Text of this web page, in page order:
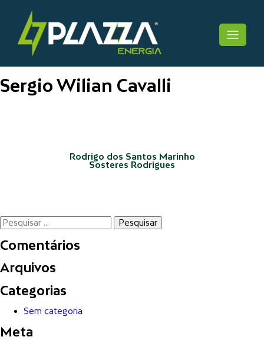
content
Sergio Wilian Cavalli
Rodrigo dos Santos Marinho
Sosteres Rodrigues
Pesquisar
por:
Comentários
Arquivos
Categorias
Sem categoria
Meta